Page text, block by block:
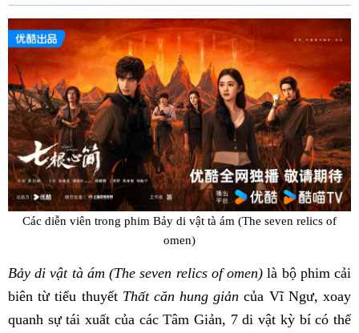
Các diễn viên trong phim Bảy di vật tà ám (The seven relics of
omen)
Bảy di vật tà ám (The seven relics of omen) là bộ phim cải
biên từ tiểu thuyết Thất căn hung giản của Vĩ Ngư, xoay
quanh sự tái xuất của các Tâm Giản, 7 di vật kỳ bí có thể